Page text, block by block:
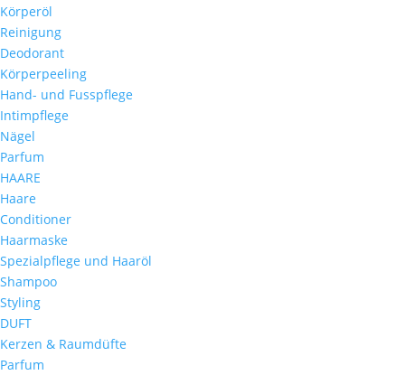
Körperöl
Reinigung
Deodorant
Körperpeeling
Hand- und Fusspflege
Intimpflege
Nägel
Parfum
HAARE
Haare
Conditioner
Haarmaske
Spezialpflege und Haaröl
Shampoo
Styling
DUFT
Kerzen & Raumdüfte
Parfum